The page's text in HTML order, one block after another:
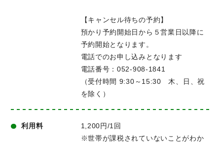
【キャンセル待ちの予約】
預かり予約開始日から５営業日以降に
予約開始となります。
電話でのお申し込みとなります
電話番号：052-908-1841
（受付時間 9:30～15:30 木、日、祝
を除く）
利用料
1,200円/1回
※世帯が課税されていないことがわか